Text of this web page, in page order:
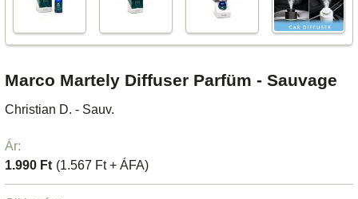
Marco Martely Diffuser Parfüm - Sauvage
Christian D. - Sauv.
Ár:
1.990 Ft (1.567 Ft + ÁFA)